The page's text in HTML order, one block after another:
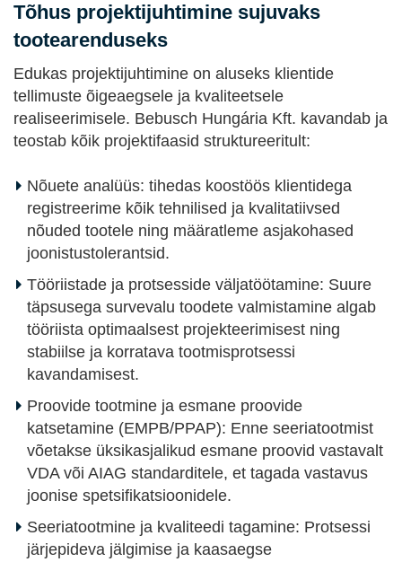
Tõhus projektijuhtimine sujuvaks
tootearenduseks
Edukas projektijuhtimine on aluseks klientide
tellimuste õigeaegsele ja kvaliteetsele
realiseerimisele. Bebusch Hungária Kft. kavandab ja
teostab kõik projektifaasid struktureeritult:
Nõuete analüüs: tihedas koostöös klientidega
registreerime kõik tehnilised ja kvalitatiivsed
nõuded tootele ning määratleme asjakohased
joonistustolerantsid.
Tööriistade ja protsesside väljatöötamine: Suure
täpsusega survevalu toodete valmistamine algab
tööriista optimaalsest projekteerimisest ning
stabiilse ja korratava tootmisprotsessi
kavandamisest.
Proovide tootmine ja esmane proovide
katsetamine (EMPB/PPAP): Enne seeriatootmist
võetakse üksikasjalikud esmane proovid vastavalt
VDA või AIAG standarditele, et tagada vastavus
joonise spetsifikatsioonidele.
Seeriatootmine ja kvaliteedi tagamine: Protsessi
järjepideva jälgimise ja kaasaegse